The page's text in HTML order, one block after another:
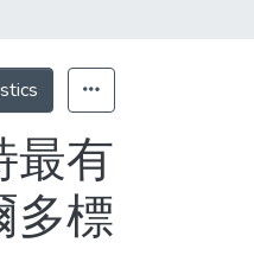
最有
多標